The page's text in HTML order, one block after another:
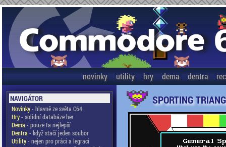
novinky utility hry dema dentra
NAVIGÁTOR
Novinky- hlavně ze světa C64
Hry- solidní databáze her
Dema - pouze ta nejlepší
Dentra - když stačí jeden soubor
Utility- nejen pro práci a legraci
SPORTING